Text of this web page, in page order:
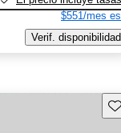
$551/mes
Verif. disponibilidad